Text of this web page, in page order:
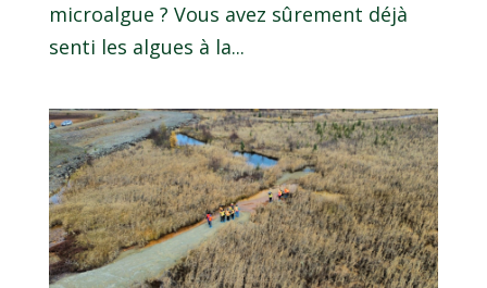
microalgue ? Vous avez sûrement déjà
senti les algues à la...